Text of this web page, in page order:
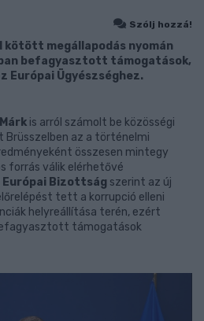
Szólj hozzá!
kötött megállapodás nyomán
befagyasztott támogatások,
Európai Ügyészséghez.
is arról számolt be közösségi
az a történelmi
összesen mintegy
forrás válik elérhetővé
Európai Bizottság szerint az új
tett a korrupció elleni
helyreállítása terén, ezért
támogatások